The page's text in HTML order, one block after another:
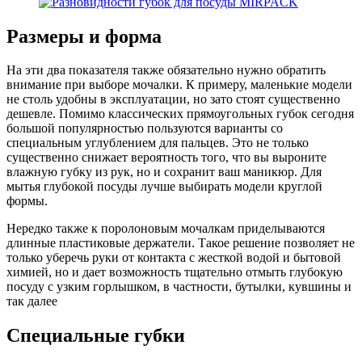
Размеры и форма
На эти два показателя также обязательно нужно обратить
внимание при выборе мочалки. К примеру, маленькие модели
не столь удобны в эксплуатации, но зато стоят существенно
дешевле. Помимо классических прямоугольных губок сегодня
большой популярностью пользуются варианты со
специальным углублением для пальцев. Это не только
существенно снижает вероятность того, что вы выроните
влажную губку из рук, но и сохранит ваш маникюр. Для
мытья глубокой посуды лучше выбирать модели круглой
формы.
Нередко также к поролоновым мочалкам приделываются
длинные пластиковые держатели. Такое решение позволяет не
только уберечь руки от контакта с жесткой водой и бытовой
химией, но и дает возможность тщательно отмыть глубокую
посуду с узким горлышком, в частности, бутылки, кувшины и
так далее
Специальные губки